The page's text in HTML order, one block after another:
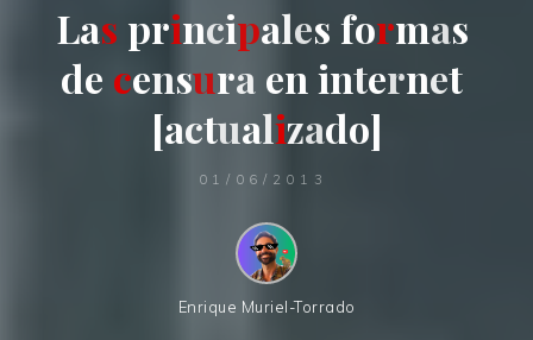
Las principales formas
de censura en internet
[actualizado]
01/06/2013
Enrique Muriel-Torrado